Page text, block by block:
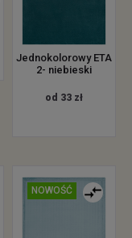
Jednokolorowy ETA
2- niebieski
od 33 zł
NOWOŚĆ